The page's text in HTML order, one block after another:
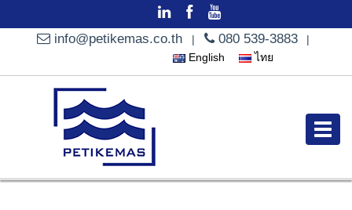
info@petikemas.co.th | 080 539-3883
|
English
ไทย